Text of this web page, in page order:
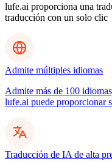
lufe.ai proporciona una
traducción con un solo clic
Admite múltiples idiomas
Admite más de 100
lufe.ai puede proporcionar
Traducción de IA de alta